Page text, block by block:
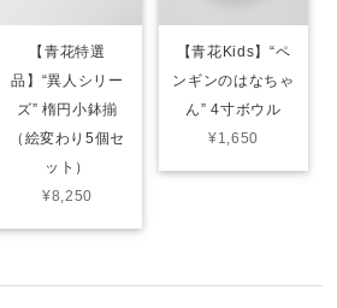
【青花特選
品】“異人シリー
ズ” 楕円小鉢揃
（絵変わり5個セ
ット）
¥8,250
【青花Kids】“ペ
ンギンのはなちゃ
ん” 4寸ボウル
¥1,650